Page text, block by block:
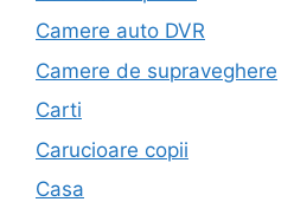
Camere auto DVR
Camere de supraveghere
Carti
Carucioare copii
Casa